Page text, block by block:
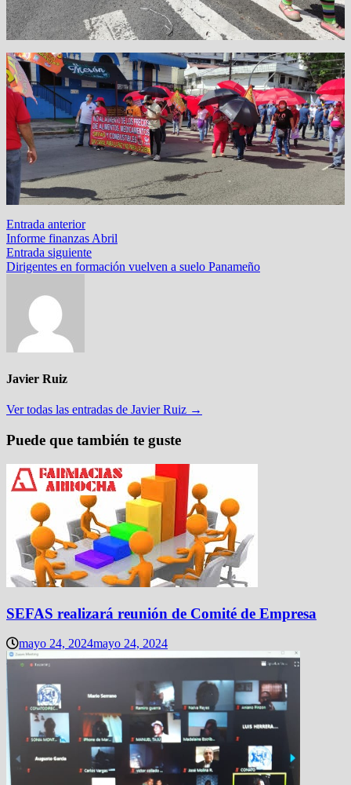
Navegación
de
entradas
Entrada anteriorEntrada
anterior:
Informe finanzas Abril
Entrada siguienteEntrada
siguiente:
Dirigentes en formación vuelven a suelo Panameño
Javier Ruiz
Ver todas las entradas de Javier Ruiz →
Puede que también te guste
SEFAS realizará reunión de Comité de Empresa
mayo 24, 2024mayo 24, 2024